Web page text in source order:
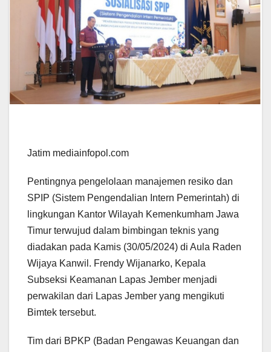
Jatim mediainfopol.com
Pentingnya pengelolaan manajemen resiko dan
SPIP (Sistem Pengendalian Intern Pemerintah) di
lingkungan Kantor Wilayah Kemenkumham Jawa
Timur terwujud dalam bimbingan teknis yang
diadakan pada Kamis (30/05/2024) di Aula Raden
Wijaya Kanwil. Frendy Wijanarko, Kepala
Subseksi Keamanan Lapas Jember menjadi
perwakilan dari Lapas Jember yang mengikuti
Bimtek tersebut.
Tim dari BPKP (Badan Pengawas Keuangan dan